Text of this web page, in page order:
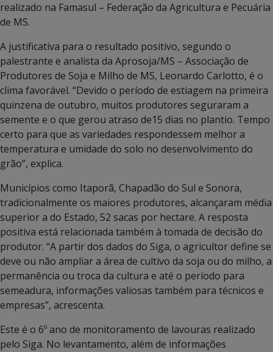
realizado na Famasul – Federação da Agricultura e Pecuária
de MS.
A justificativa para o resultado positivo, segundo o
palestrante e analista da Aprosoja/MS – Associação de
Produtores de Soja e Milho de MS, Leonardo Carlotto, é o
clima favorável. “Devido o período de estiagem na primeira
quinzena de outubro, muitos produtores seguraram a
semente e o que gerou atraso de15 dias no plantio. Tempo
certo para que as variedades respondessem melhor a
temperatura e umidade do solo no desenvolvimento do
grão”, explica.
Municípios como Itaporã, Chapadão do Sul e Sonora,
tradicionalmente os maiores produtores, alcançaram média
superior a do Estado, 52 sacas por hectare. A resposta
positiva está relacionada também à tomada de decisão do
produtor. “A partir dos dados do Siga, o agricultor define se
deve ou não ampliar a área de cultivo da soja ou do milho, a
permanência ou troca da cultura e até o período para
semeadura, informações valiosas também para técnicos e
empresas”, acrescenta.
Este é o 6º ano de monitoramento de lavouras realizado
pelo Siga. No levantamento, além de informações